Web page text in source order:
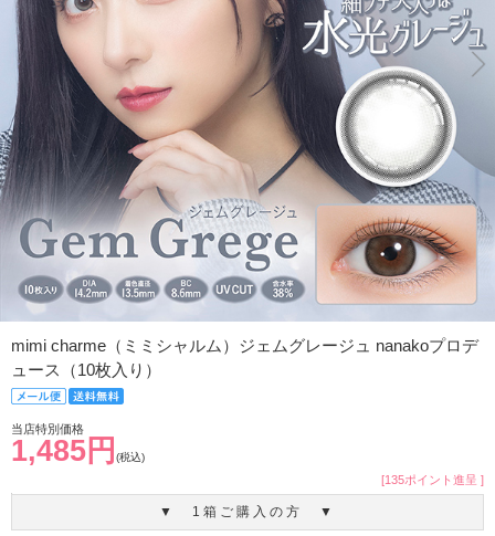
mimi charme（ミミシャルム）ジェムグレージュ nanakoプロデ
ュース（10枚入り）
当店特別価格
1,485円 (税込)
[135ポイント進呈 ]
▼ 1箱ご購入の方 ▼